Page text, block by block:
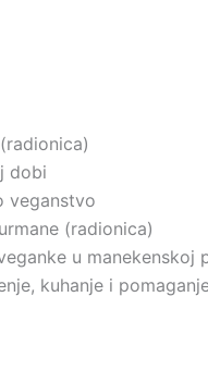
dobi
veganstvo
(radionica)
u manekenskoj
kuhanje i